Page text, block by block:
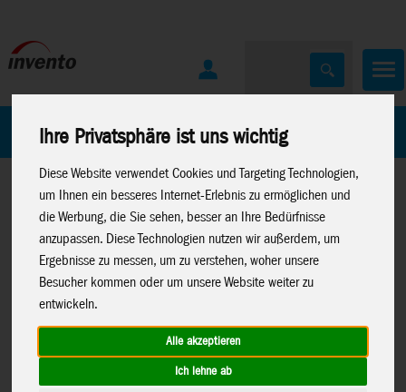
Ihre Privatsphäre ist uns wichtig
Diese Website verwendet Cookies und Targeting Technologien,
um Ihnen ein besseres Internet-Erlebnis zu ermöglichen und
die Werbung, die Sie sehen, besser an Ihre Bedürfnisse
anzupassen. Diese Technologien nutzen wir außerdem, um
Ergebnisse zu messen, um zu verstehen, woher unsere
Besucher kommen oder um unsere Website weiter zu
entwickeln.
Alle akzeptieren
Ich lehne ab
Home Marken
Home>Drachen>HQ-Kinderdrachen>Sonstige
Kinderdrachen